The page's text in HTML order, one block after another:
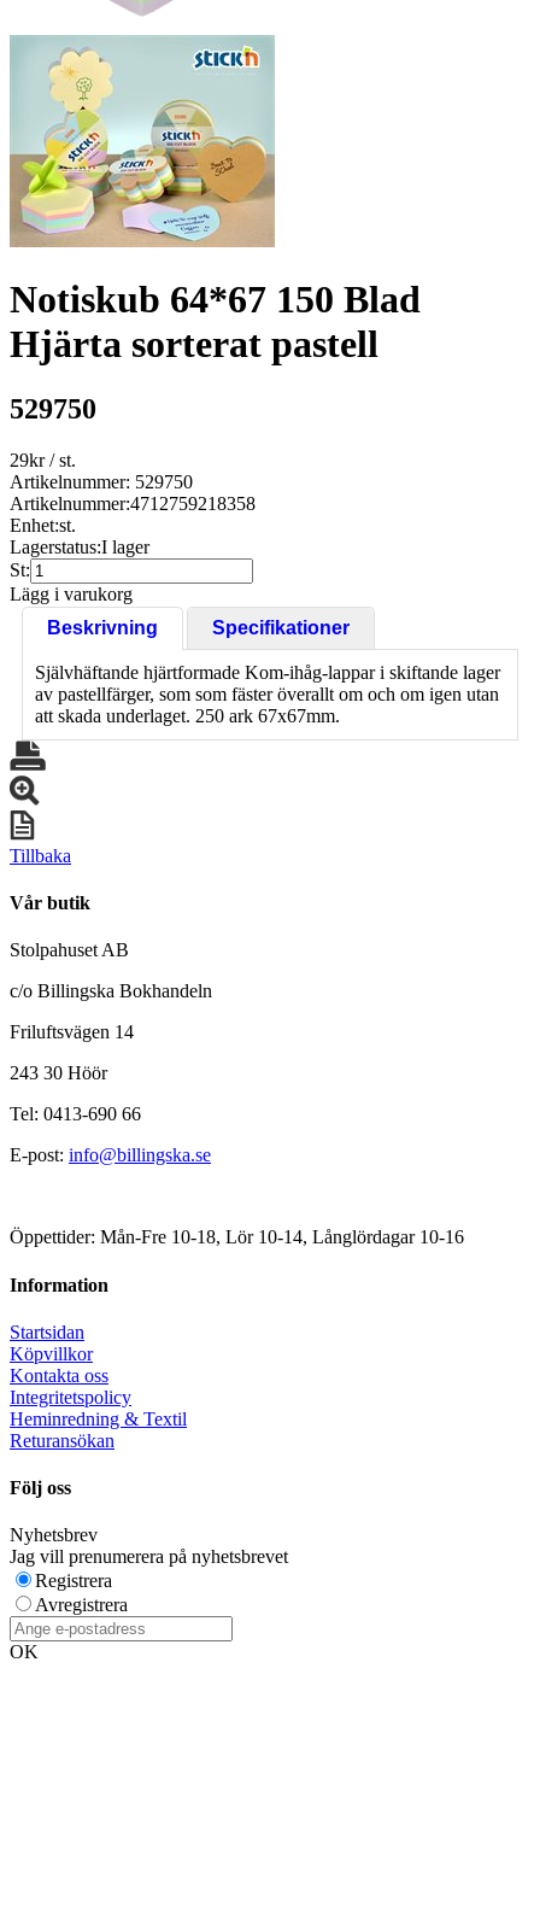
Notiskub 64*67 150 Blad
Hjärta sorterat pastell
529750
29kr/ st.
Artikelnummer: 529750
Artikelnummer:4712759218358
Enhet:st.
Lagerstatus:I lager
St:
Lägg i varukorg
Beskrivning
Specifikationer
Självhäftande hjärtformade Kom-ihåg-lappar i skiftande lager
av pastellfärger, som som fäster överallt om och om igen utan
att skada underlaget. 250 ark 67x67mm.
Tillbaka
Vår butik
Stolpahuset AB
c/o Billingska Bokhandeln
Friluftsvägen 14
243 30 Höör
Tel: 0413-690 66
E-post: info@billingska.se
Öppettider: Mån-Fre 10-18, Lör 10-14, Långlördagar 10-16
Information
Startsidan
Köpvillkor
Kontakta oss
Integritetspolicy
Heminredning & Textil
Returansökan
Följ oss
Nyhetsbrev
Jag vill prenumerera på nyhetsbrevet
Registrera
Avregistrera
OK